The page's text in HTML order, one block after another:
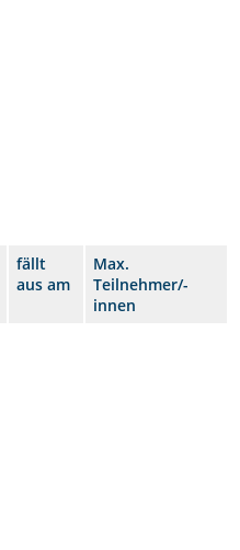
fällt
aus am
Max.
Teilnehmer/-
innen